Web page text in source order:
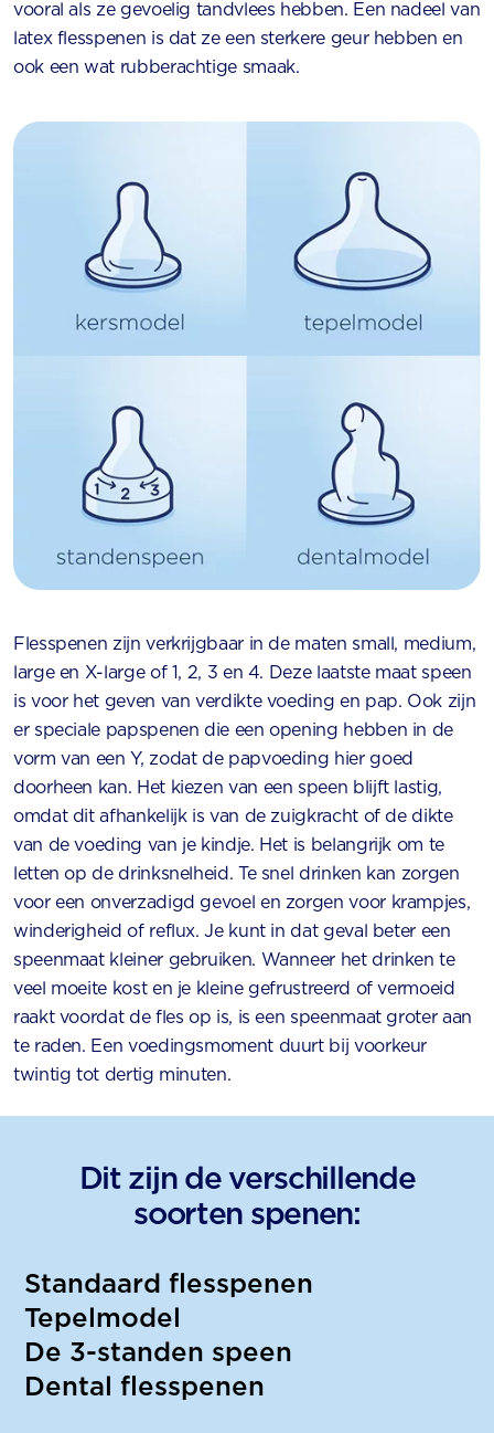
vooral als ze gevoelig tandvlees hebben. Een nadeel van
latex flesspenen is dat ze een sterkere geur hebben en
ook een wat rubberachtige smaak.
Flesspenen zijn verkrijgbaar in de maten small, medium,
large en X-large of 1, 2, 3 en 4. Deze laatste maat speen
is voor het geven van verdikte voeding en pap. Ook zijn
er speciale papspenen die een opening hebben in de
vorm van een Y, zodat de papvoeding hier goed
doorheen kan. Het kiezen van een speen blijft lastig,
omdat dit afhankelijk is van de zuigkracht of de dikte
van de voeding van je kindje. Het is belangrijk om te
letten op de drinksnelheid. Te snel drinken kan zorgen
voor een onverzadigd gevoel en zorgen voor krampjes,
winderigheid of reflux. Je kunt in dat geval beter een
speenmaat kleiner gebruiken. Wanneer het drinken te
veel moeite kost en je kleine gefrustreerd of vermoeid
raakt voordat de fles op is, is een speenmaat groter aan
te raden. Een voedingsmoment duurt bij voorkeur
twintig tot dertig minuten.
Dit zijn de verschillende
soorten spenen:
Standaard flesspenen
Tepelmodel
De 3-standen speen
Dental flesspenen